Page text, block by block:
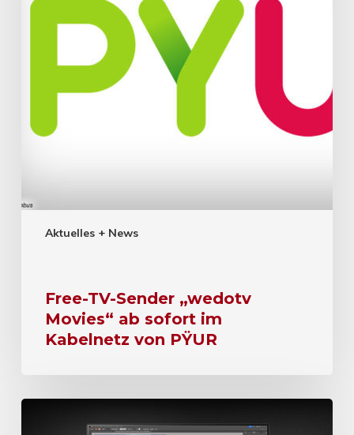
Aktuelles + News
Free-TV-Sender „wedotv
Movies“ ab sofort im
Kabelnetz von PŸUR